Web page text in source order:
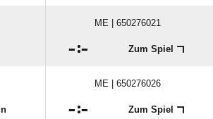
ME | 650276021
: Zum Spiel
ME | 650276026
: Zum Spiel